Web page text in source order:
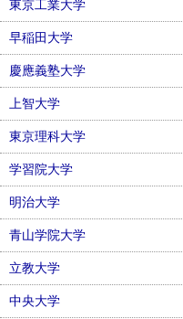
東京工業大学
早稲田大学
慶應義塾大学
上智大学
東京理科大学
学習院大学
明治大学
青山学院大学
立教大学
中央大学